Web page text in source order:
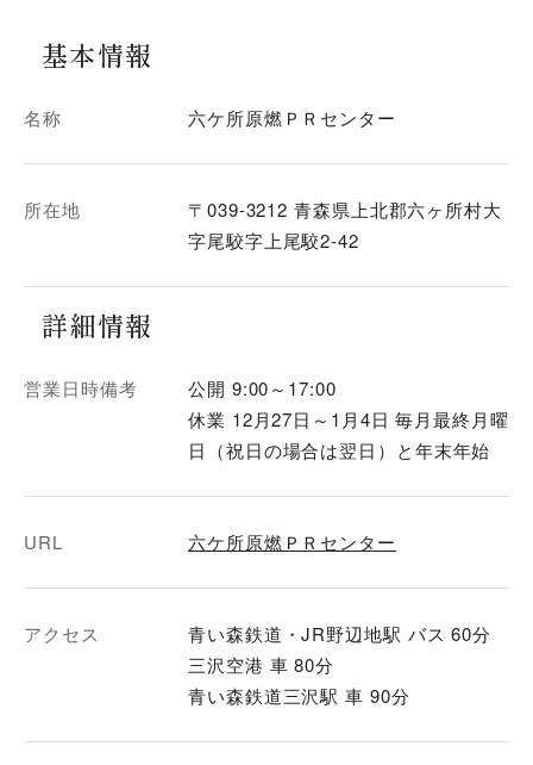
基本情報
名称 六ケ所原燃ＰＲセンター
所在地
〒039-3212 青森県上北郡六ヶ所村大
字尾駮字上尾駮2-42
詳細情報
営業日時備考
公開 9:00～17:00
休業 12月27日～1月4日 毎月最終月曜
日（祝日の場合は翌日）と年末年始
URL 六ケ所原燃ＰＲセンター
アクセス
青い森鉄道・JR野辺地駅 バス 60分
三沢空港 車 80分
青い森鉄道三沢駅 車 90分